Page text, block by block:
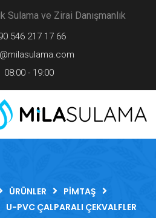
Sulama ve Zirai Danışmanlık
546 217 17 66
08:00 - 19:00
ÜRÜNLER
PIMTAŞ
U-PVC ÇALPARALI ÇEKVALFLER